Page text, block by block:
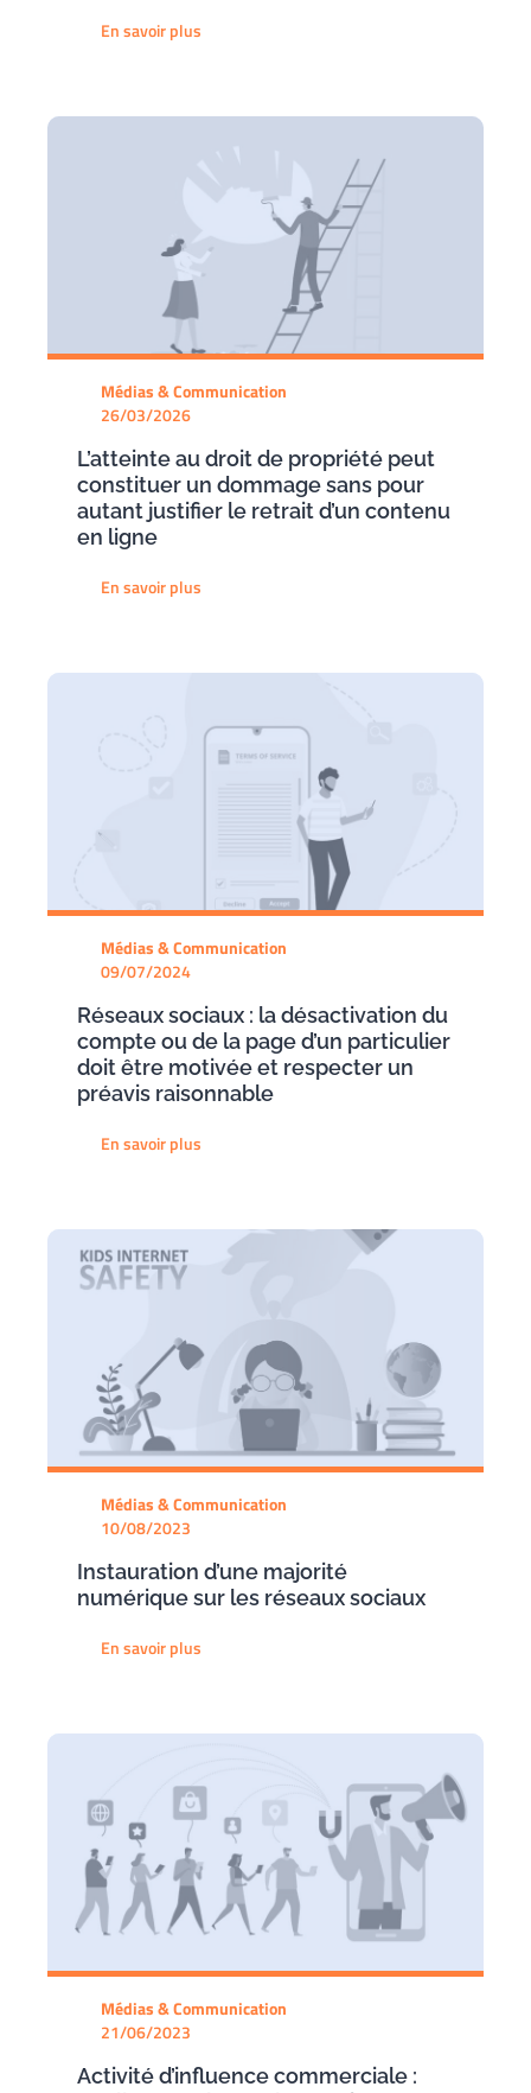
En savoir plus
Médias & Communication
26/03/2026
L’atteinte au droit de propriété peut
constituer un dommage sans pour
autant justifier le retrait d’un contenu
en ligne
En savoir plus
Médias & Communication
09/07/2024
Réseaux sociaux : la désactivation du
compte ou de la page d’un particulier
doit être motivée et respecter un
préavis raisonnable
En savoir plus
Médias & Communication
10/08/2023
Instauration d’une majorité
numérique sur les réseaux sociaux
En savoir plus
Médias & Communication
21/06/2023
Activité d’influence commerciale :